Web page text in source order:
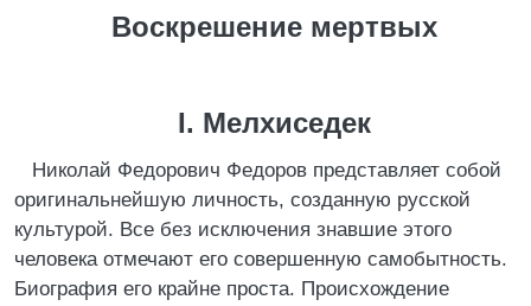
Воскрешение мертвых
I. Мелхиседек
Николай Федорович Федоров представляет собой
оригинальнейшую личность, созданную русской
культурой. Все без исключения знавшие этого
человека отмечают его совершенную самобытность.
Биография его крайне проста. Происхождение